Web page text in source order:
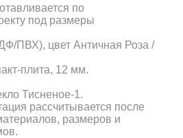
по
под размеры
ПВХ), цвет Античная Роза /
плита, 12 мм.
Тисненое-1.
рассчитывается после
размеров и